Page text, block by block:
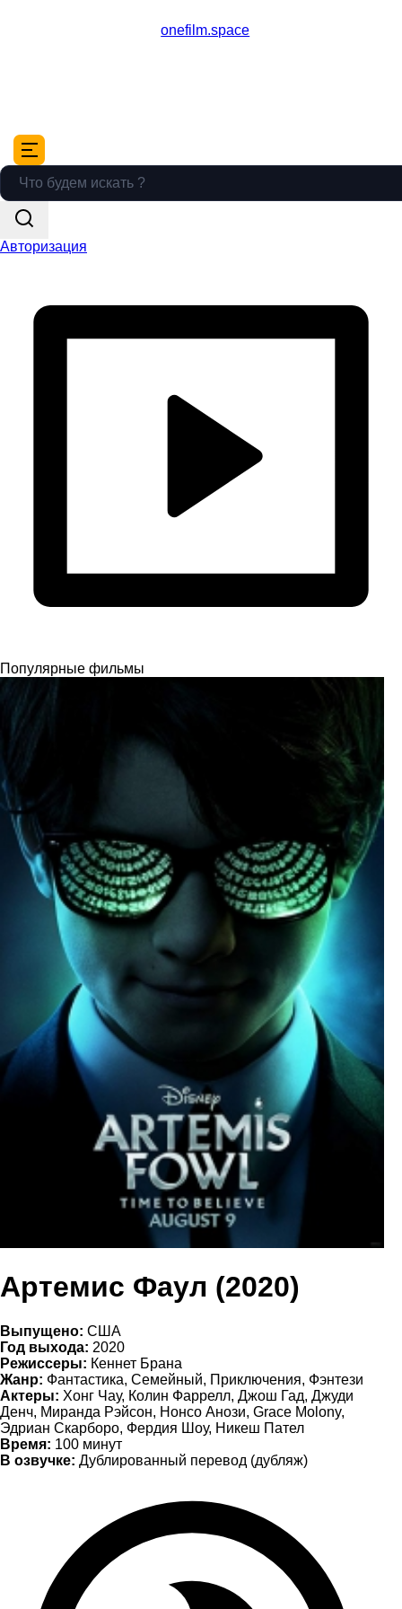
onefilm.space
Авторизация
Популярные фильмы
Артемис Фаул (2020)
Выпущено: США
Год выхода: 2020
Режиссеры: Кеннет Брана
Жанр: Фантастика, Семейный, Приключения, Фэнтези
Актеры: Хонг Чау, Колин Фаррелл, Джош Гад, Джуди
Денч, Миранда Рэйсон, Нонсо Анози, Grace Molony,
Эдриан Скарборо, Фердия Шоу, Никеш Пател
Время: 100 минут
В озвучке: Дублированный перевод (дубляж)